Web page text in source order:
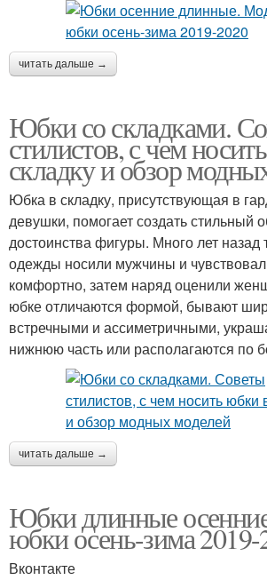
читать дальше →
Юбки со складками.
стилистов, с чем
складку и обзор
Юбка в складку, присутствующая в
девушки, помогает создать стильный
достоинства фигуры. Много лет назад
одежды носили мужчины и
комфортно, затем наряд оценили
юбке отличаются формой, бывают
встречными и ассиметричными,
нижнюю часть или располагаются по
читать дальше →
Юбки длинные
юбки осень-зима 2019-
Вконтакте